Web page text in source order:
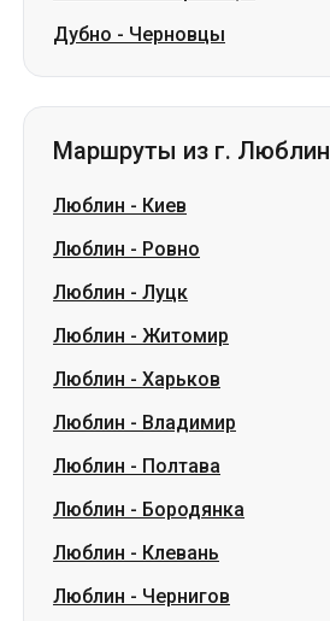
Дубно - Черновцы
Маршруты из г. Люблин
Люблин - Киев
Люблин - Ровно
Люблин - Луцк
Люблин - Житомир
Люблин - Харьков
Люблин - Владимир
Люблин - Полтава
Люблин - Бородянка
Люблин - Клевань
Люблин - Чернигов